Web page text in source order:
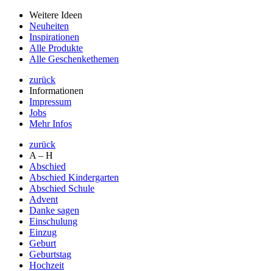
Weitere Ideen
Neuheiten
Inspirationen
Alle Produkte
Alle Geschenkethemen
zurück
Informationen
Impressum
Jobs
Mehr Infos
zurück
A – H
Abschied
Abschied Kindergarten
Abschied Schule
Advent
Danke sagen
Einschulung
Einzug
Geburt
Geburtstag
Hochzeit